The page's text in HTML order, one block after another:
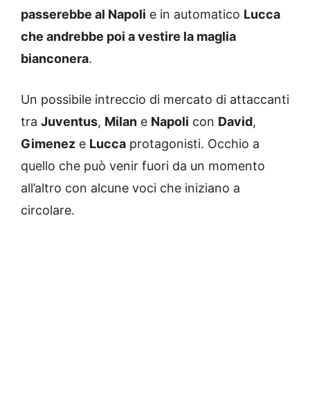
passerebbe al Napoli e in automatico Lucca
che andrebbe poi a vestire la maglia
bianconera.
Un possibile intreccio di mercato di attaccanti
tra Juventus, Milan e Napoli con David,
Gimenez e Lucca protagonisti. Occhio a
quello che può venir fuori da un momento
all’altro con alcune voci che iniziano a
circolare.